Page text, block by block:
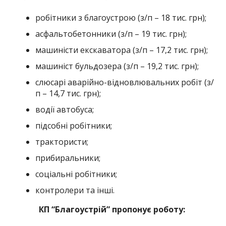
робітники з благоустрою (з/п – 18 тис. грн);
асфальтобетонники (з/п – 19 тис. грн);
машиністи екскаватора (з/п – 17,2 тис. грн);
машиніст бульдозера (з/п – 19,2 тис. грн);
слюсарі аварійно-відновлювальних робіт (з/
п – 14,7 тис. грн);
водії автобуса;
підсобні робітники;
трактористи;
прибиральники;
соціальні робітники;
контролери та інші.
КП “Благоустрій” пропонує роботу: